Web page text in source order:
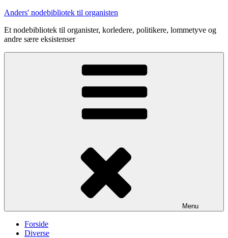
Videre
indhold
Anders' nodebibliotek til organisten
Et nodebibliotek til organister, korledere, politikere, lommetyve og
andre sære eksistenser
Menu
Forside
Diverse